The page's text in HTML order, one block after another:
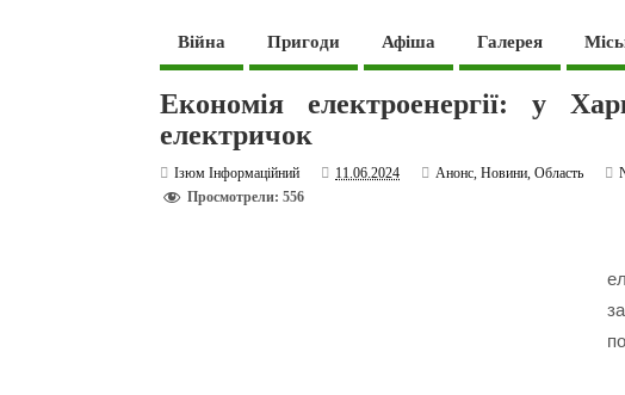
Війна Пригоди Афіша Галерея
Економія електроенергії: у
електричок
Ізюм Інформаційний 11.06.2024 Анонс,Новини,Область
Просмотрели: 556